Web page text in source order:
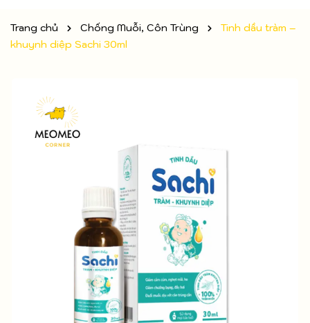
Trang chủ Chống Muỗi, Côn Trùng
Tinh dầu tràm –
khuynh diệp Sachi 30ml